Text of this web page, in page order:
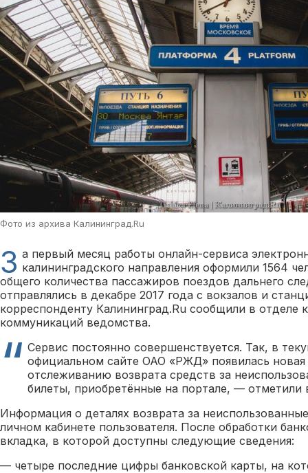
Фото из архива Калининград.Ru
З а первый месяц работы онлайн-сервиса
калининградского направления оформили 1564
общего количества пассажиров поездов дальнего
отправлялись в декабре 2017 года с вокзалов и
корреспонденту Калининград.Ru сообщили в отделе
коммуникаций ведомства.
Сервис постоянно совершенствуется. Так, в
официальном сайте ОАО «РЖД» появилась
отслеживанию возврата средств за
билеты, приобретённые на портале, — отметили
Информация о деталях возврата за
личном кабинете пользователя. После обработки
вкладка, в которой доступны следующие сведения:
— четыре последние цифры банковской карты, на